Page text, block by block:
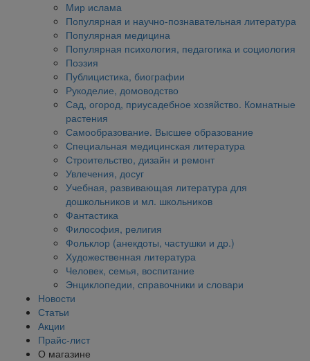
Мир ислама
Популярная и научно-познавательная литература
Популярная медицина
Популярная психология, педагогика и социология
Поэзия
Публицистика, биографии
Рукоделие, домоводство
Сад, огород, приусадебное хозяйство. Комнатные
растения
Самообразование. Высшее образование
Специальная медицинская литература
Строительство, дизайн и ремонт
Увлечения, досуг
Учебная, развивающая литература для
дошкольников и мл. школьников
Фантастика
Философия, религия
Фольклор (анекдоты, частушки и др.)
Художественная литература
Человек, семья, воспитание
Энциклопедии, справочники и словари
Новости
Статьи
Акции
Прайс-лист
О магазине